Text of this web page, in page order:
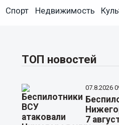
Спорт Недвижимость
ТОП новостей
07.8.2026
7